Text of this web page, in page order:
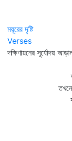
ময়ূরের দৃষ্টি
Verses
দক্ষিণায়নের সূর্যোদয়
সকালে
অনুকূল
তখনো নিরেট
ঝুঁকে পড়ে
পায়ে পায়ে
কাটা